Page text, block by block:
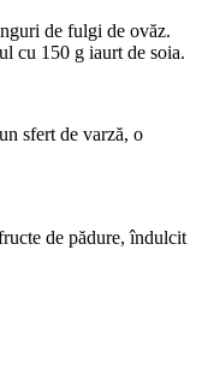
de fulgi de ovăz.
cu 150 g iaurt de soia.
sfert de varză, o
de pădure, îndulcit